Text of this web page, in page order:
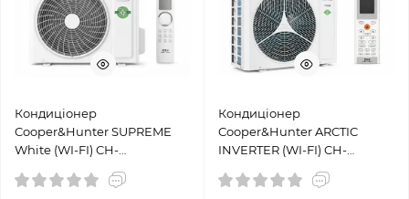
Кондиціонер
Cooper&Hunter SUPREME
White (WI-FI) CH-
Кондиціонер
Cooper&Hunter ARCTIC
INVERTER (WI-FI) CH-